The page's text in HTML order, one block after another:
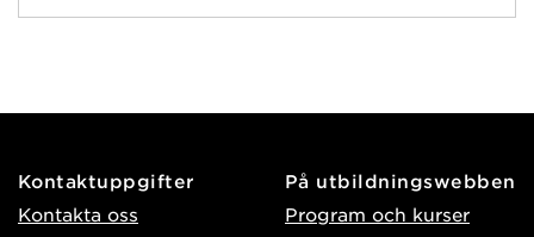
Kontaktuppgifter
Kontakta oss
På utbildningswebben
Program och kurser